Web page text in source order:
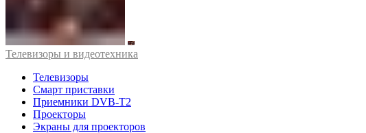
Телевизоры и видеотехника
Телевизоры
Смарт приставки
Приемники DVB-T2
Проекторы
Экраны для проекторов